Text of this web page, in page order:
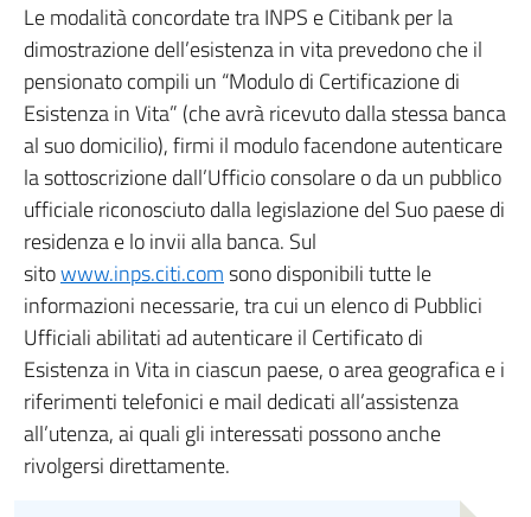
Le modalità concordate tra INPS e Citibank per la
dimostrazione dell’esistenza in vita prevedono che il
pensionato compili un “Modulo di Certificazione di
Esistenza in Vita” (che avrà ricevuto dalla stessa banca
al suo domicilio), firmi il modulo facendone autenticare
la sottoscrizione dall’Ufficio consolare o da un pubblico
ufficiale riconosciuto dalla legislazione del Suo paese di
residenza e lo invii alla banca. Sul
sitowww.inps.citi.comsono disponibili tutte le
informazioni necessarie, tra cui un elenco di Pubblici
Ufficiali abilitati ad autenticare il Certificato di
Esistenza in Vita in ciascun paese, o area geografica e i
riferimenti telefonici e mail dedicati all’assistenza
all’utenza, ai quali gli interessati possono anche
rivolgersi direttamente.